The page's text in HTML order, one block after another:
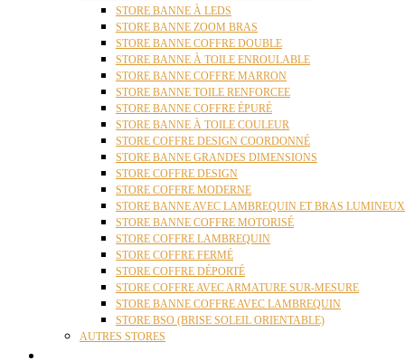
STORE BANNE À LEDS
STORE BANNE ZOOM BRAS
STORE BANNE COFFRE DOUBLE
STORE BANNE À TOILE ENROULABLE
STORE BANNE COFFRE MARRON
STORE BANNE TOILE RENFORCEE
STORE BANNE COFFRE ÉPURÉ
STORE BANNE À TOILE COULEUR
STORE COFFRE DESIGN COORDONNÉ
STORE BANNE GRANDES DIMENSIONS
STORE COFFRE DESIGN
STORE COFFRE MODERNE
STORE BANNE AVEC LAMBREQUIN ET BRAS LUMINEUX
STORE BANNE COFFRE MOTORISÉ
STORE COFFRE LAMBREQUIN
STORE COFFRE FERMÉ
STORE COFFRE DÉPORTÉ
STORE COFFRE AVEC ARMATURE SUR-MESURE
STORE BANNE COFFRE AVEC LAMBREQUIN
STORE BSO (BRISE SOLEIL ORIENTABLE)
AUTRES STORES